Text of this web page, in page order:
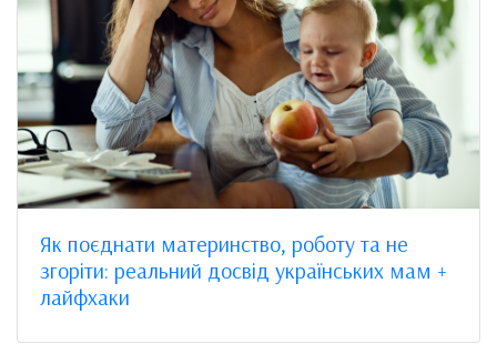
Як поєднати материнство, роботу та не
згоріти: реальний досвід українських мам +
лайфхаки